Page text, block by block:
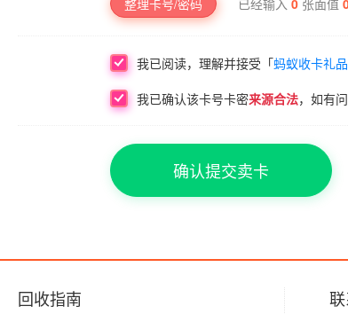
整理卡号/密码
我已阅读，理解并接受「蚂蚁收卡礼
我已确认该卡号卡密来源合法，如有
确认提交卖卡
回收指南